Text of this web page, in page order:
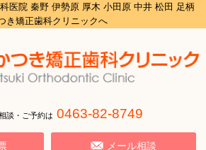
医院 秦野 伊勢原 厚木 小田原 中井 松田 足柄
き矯正歯科クリニックへ
談・ご予約は 0463-82-8749
メール相談